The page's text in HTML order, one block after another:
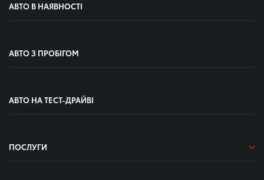
АВТО В НАЯВНОСТІ
АВТО З ПРОБІГОМ
АВТО НА ТЕСТ-ДРАЙВІ
ПОСЛУГИ